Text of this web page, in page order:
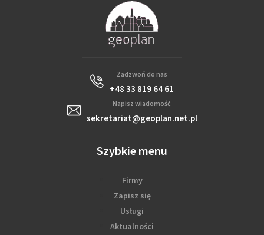
Zadzwoń do nas
+48 33 819 64 61
Napisz wiadomość
sekretariat@geoplan.net.pl
Szybkie menu
Firmy
Zapisz się
Usługi
Aktualności